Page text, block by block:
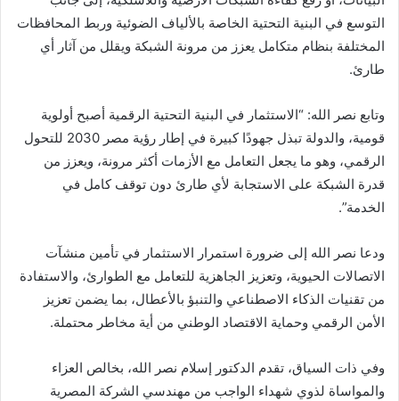
التوسع في البنية التحتية الخاصة بالألياف الضوئية وربط المحافظات
المختلفة بنظام متكامل يعزز من مرونة الشبكة ويقلل من آثار أي
طارئ.
وتابع نصر الله: “الاستثمار في البنية التحتية الرقمية أصبح أولوية
قومية، والدولة تبذل جهودًا كبيرة في إطار رؤية مصر 2030 للتحول
الرقمي، وهو ما يجعل التعامل مع الأزمات أكثر مرونة، ويعزز من
قدرة الشبكة على الاستجابة لأي طارئ دون توقف كامل في
الخدمة”.
ودعا نصر الله إلى ضرورة استمرار الاستثمار في تأمين منشآت
الاتصالات الحيوية، وتعزيز الجاهزية للتعامل مع الطوارئ، والاستفادة
من تقنيات الذكاء الاصطناعي والتنبؤ بالأعطال، بما يضمن تعزيز
الأمن الرقمي وحماية الاقتصاد الوطني من أية مخاطر محتملة.
وفي ذات السياق، تقدم الدكتور إسلام نصر الله، بخالص العزاء
والمواساة لذوي شهداء الواجب من مهندسي الشركة المصرية